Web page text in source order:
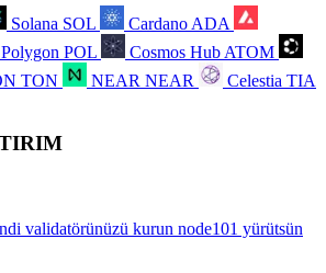
Solana SOL Cardano ADA
Polygon POL Cosmos Hub ATOM
TON NEAR NEAR Celestia TIA
validatörünüzü kurun node101 yürütsün